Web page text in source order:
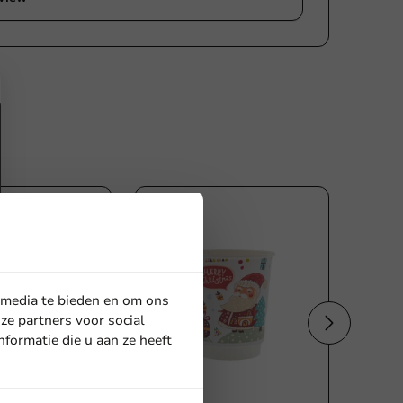
te bieden en om ons
partners voor social
die u aan ze heeft